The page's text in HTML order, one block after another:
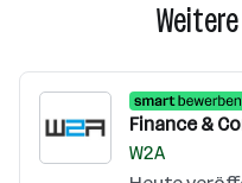
Finance &
W2A